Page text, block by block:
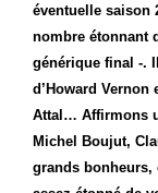
éventuelle saison
nombre étonnant
générique final -.
d’Howard
Attal… Affirmons
Michel Boujut,
grands bonheurs,